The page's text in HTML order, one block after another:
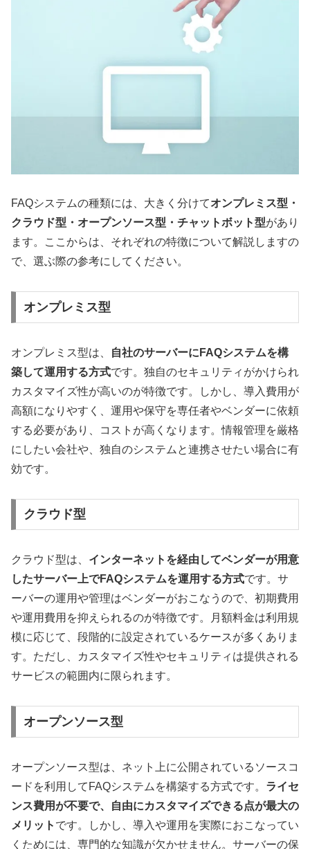
FAQシステムの種類には、大きく分けてオンプレミス型・
クラウド型・オープンソース型・チャットボット型があり
ます。ここからは、それぞれの特徴について解説しますの
で、選ぶ際の参考にしてください。
オンプレミス型
オンプレミス型は、
自社のサーバーにFAQシステムを構
築して運用する方式です。独自のセキュリティがかけられ
カスタマイズ性が高いのが特徴です。しかし、導入費用が
高額になりやすく、運用や保守を専任者やベンダーに依頼
する必要があり、コストが高くなります。情報管理を厳格
にしたい会社や、独自のシステムと連携させたい場合に有
効です。
クラウド型
クラウド型は、 インターネットを経由してベンダーが用意
したサーバー上でFAQシステムを運用する方式です。サ
ーバーの運用や管理はベンダーがおこなうので、初期費用
や運用費用を抑えられるのが特徴です。月額料金は利用規
模に応じて、段階的に設定されているケースが多くありま
す。ただし、カスタマイズ性やセキュリティは提供される
サービスの範囲内に限られます。
オープンソース型
オープンソース型は、ネット上に公開されているソースコ
ードを利用してFAQシステムを構築する方式です。 ライセ
ンス費用が不要で、自由にカスタマイズできる点が最大の
メリット です。しかし、導入や運用を実際におこなってい
くためには、専門的な知識が欠かせません。サーバーの保